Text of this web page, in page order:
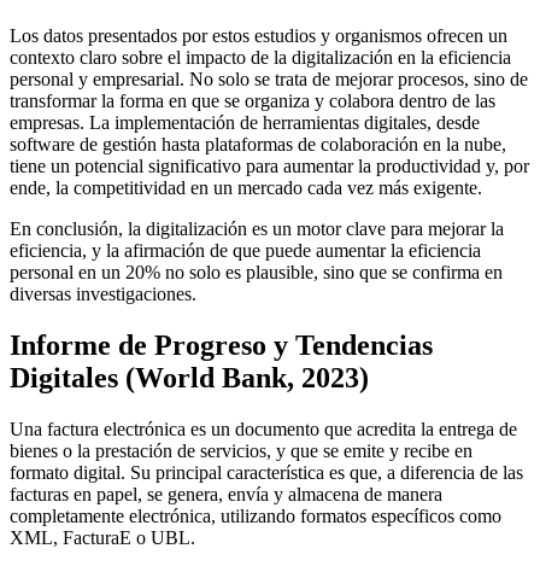
Los datos presentados por estos estudios y organismos ofrecen un
contexto claro sobre el impacto de la digitalización en la eficiencia
personal y empresarial. No solo se trata de mejorar procesos, sino de
transformar la forma en que se organiza y colabora dentro de las
empresas. La implementación de herramientas digitales, desde
software de gestión hasta plataformas de colaboración en la nube,
tiene un potencial significativo para aumentar la productividad y, por
ende, la competitividad en un mercado cada vez más exigente.
En conclusión, la digitalización es un motor clave para mejorar la
eficiencia, y la afirmación de que puede aumentar la eficiencia
personal en un 20% no solo es plausible, sino que se confirma en
diversas investigaciones.
Informe de Progreso y Tendencias
Digitales (World Bank, 2023)
Una factura electrónica es un documento que acredita la entrega de
bienes o la prestación de servicios, y que se emite y recibe en
formato digital. Su principal característica es que, a diferencia de las
facturas en papel, se genera, envía y almacena de manera
completamente electrónica, utilizando formatos específicos como
XML, FacturaE o UBL.